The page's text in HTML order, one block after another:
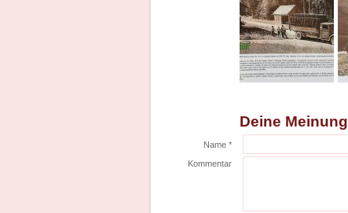
Deine Meinung
Name *
Kommentar